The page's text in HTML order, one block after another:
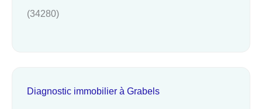
(34280)
Diagnostic immobilier à Grabels